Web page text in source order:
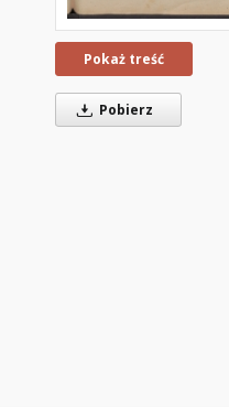
Pokaż treść
Pobierz